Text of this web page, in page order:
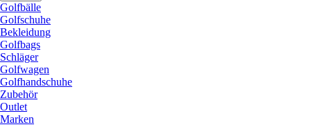
Golfbälle
Golfschuhe
Bekleidung
Golfbags
Schläger
Golfwagen
Golfhandschuhe
Zubehör
Outlet
Marken